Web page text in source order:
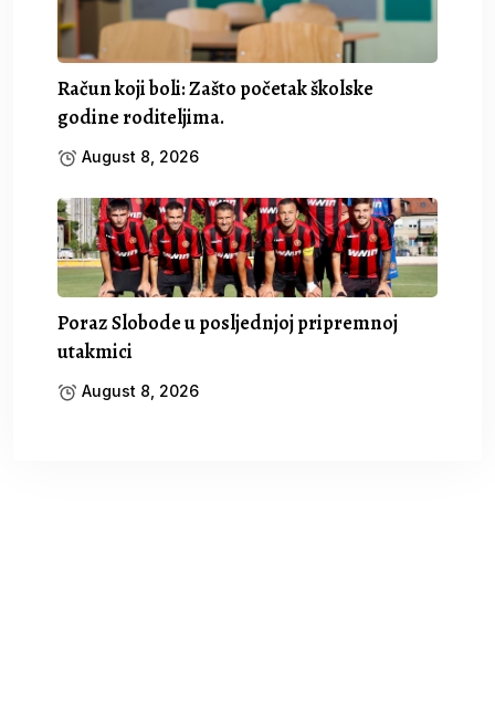
Račun koji boli: Zašto početak školske
godine roditeljima.
August 8, 2026
Poraz Slobode u posljednjoj pripremnoj
utakmici
August 8, 2026